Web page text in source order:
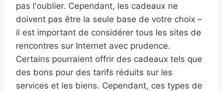
pas l'oublier. Cependant, les cadeaux ne
doivent pas être la seule base de votre choix –
il est important de considérer tous les sites de
rencontres sur Internet avec prudence.
Certains pourraient offrir des cadeaux tels que
des bons pour des tarifs réduits sur les
services et les biens. Cependant, ces types de